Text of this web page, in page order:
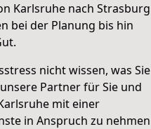
Karlsruhe nach Strasburg
bei der Planung bis hin
nicht wissen, was Sie
Partner für Sie und
mit einer
in Anspruch zu nehmen